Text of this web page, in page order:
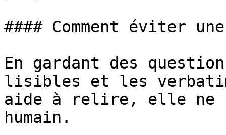
#### Comment éviter
En gardant des
lisibles et les
aide à relire, elle ne
humain.